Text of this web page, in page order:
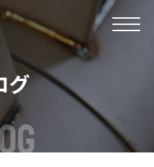
グ